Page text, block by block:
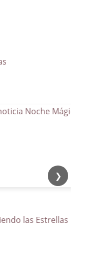
❯
las Estrellas